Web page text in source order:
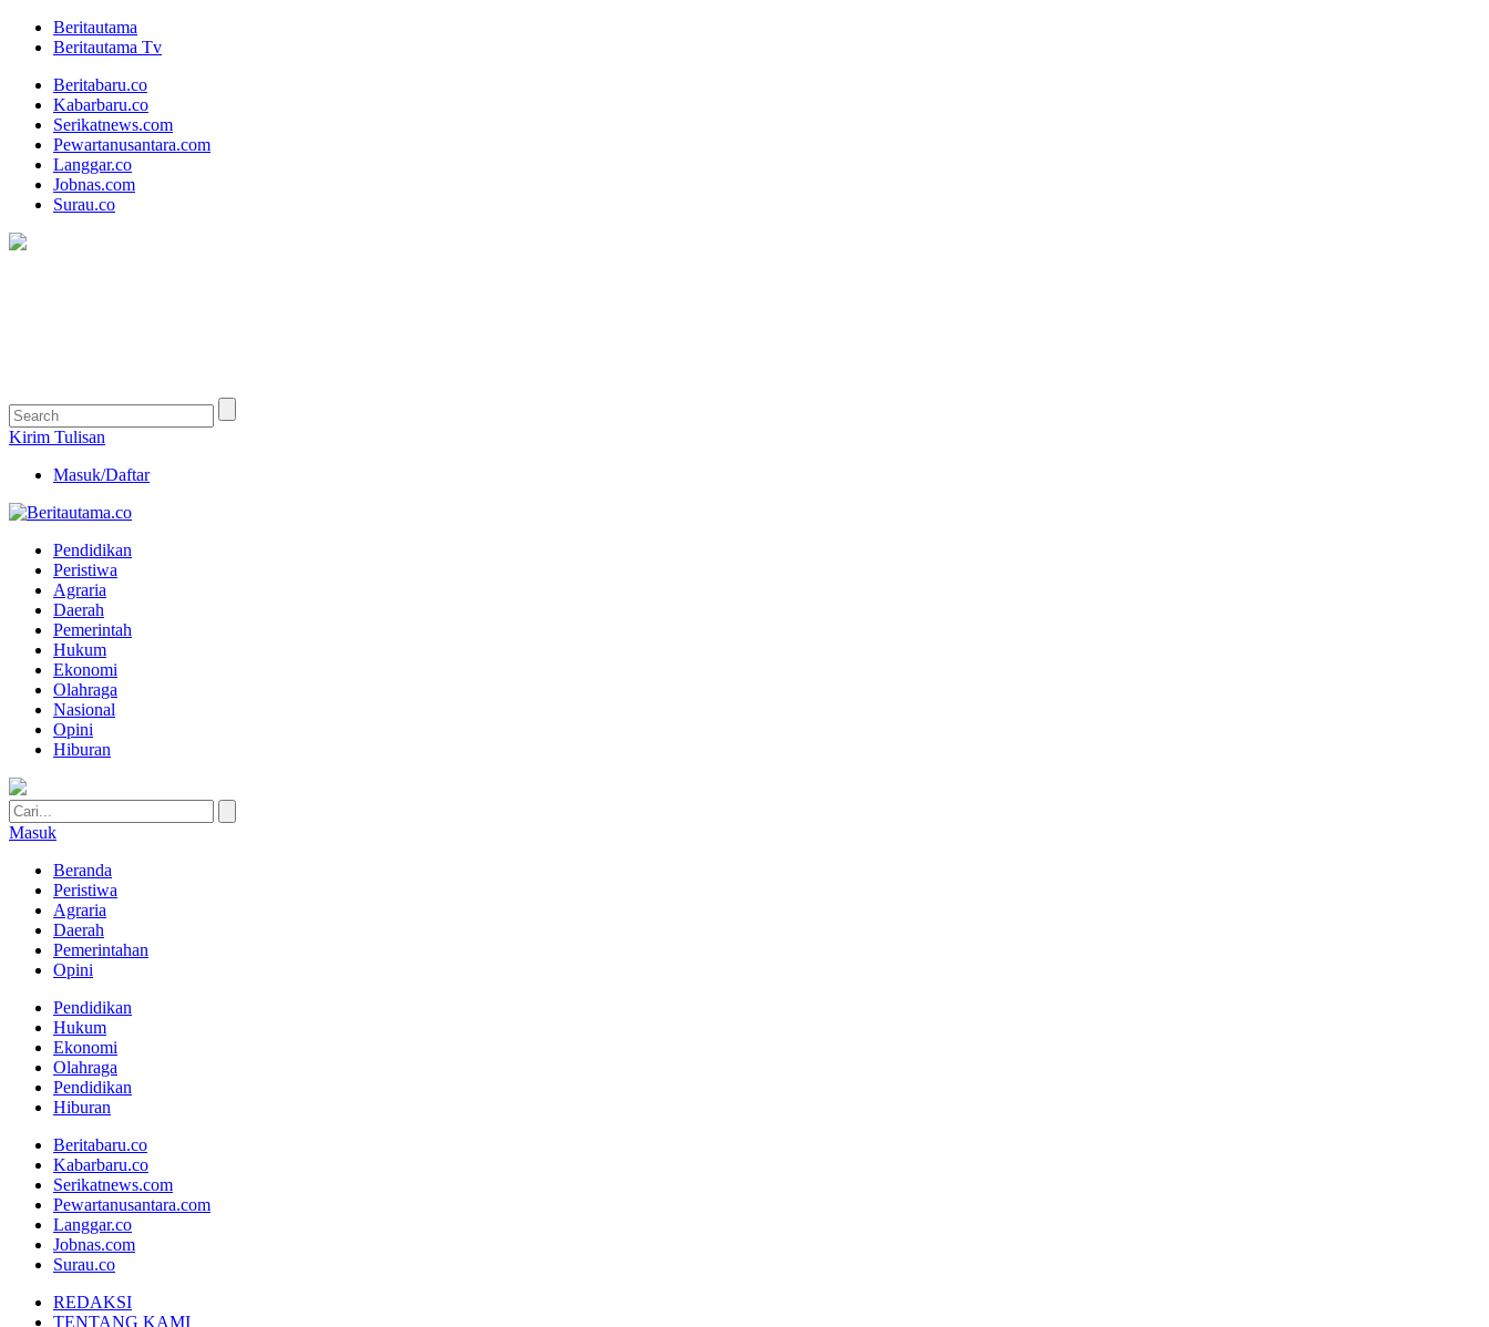
Beritautama
Beritautama Tv
Beritabaru.co
Kabarbaru.co
Serikatnews.com
Pewartanusantara.com
Langgar.co
Jobnas.com
Surau.co
Kirim Tulisan
Masuk/Daftar
Pendidikan
Peristiwa
Agraria
Daerah
Pemerintah
Hukum
Ekonomi
Olahraga
Nasional
Opini
Hiburan
Masuk
Beranda
Peristiwa
Agraria
Daerah
Pemerintahan
Opini
Pendidikan
Hukum
Ekonomi
Olahraga
Pendidikan
Hiburan
Beritabaru.co
Kabarbaru.co
Serikatnews.com
Pewartanusantara.com
Langgar.co
Jobnas.com
Surau.co
REDAKSI
TENTANG KAMI